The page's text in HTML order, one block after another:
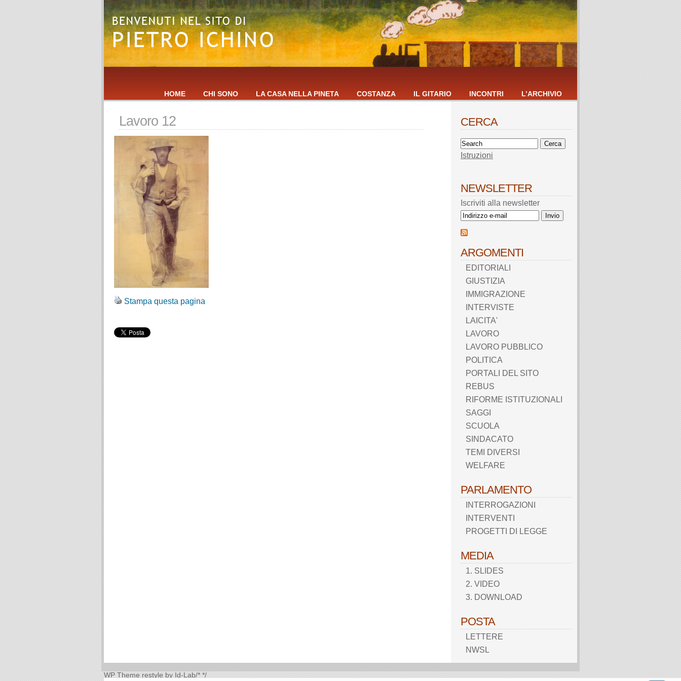
HOME CHI SONO LA CASA NELLA PINETA COSTANZA IL GITARIO INCONTRI L’ARCHIVIO
Lavoro 12
Stampa questa pagina
CERCA
Istruzioni
NEWSLETTER
Iscriviti alla newsletter
ARGOMENTI
EDITORIALI
GIUSTIZIA
IMMIGRAZIONE
INTERVISTE
LAICITA'
LAVORO
LAVORO PUBBLICO
POLITICA
PORTALI DEL SITO
REBUS
RIFORME ISTITUZIONALI
SAGGI
SCUOLA
SINDACATO
TEMI DIVERSI
WELFARE
PARLAMENTO
INTERROGAZIONI
INTERVENTI
PROGETTI DI LEGGE
MEDIA
1. SLIDES
2. VIDEO
3. DOWNLOAD
POSTA
LETTERE
NWSL
WP Theme restyle by Id-Lab/* */